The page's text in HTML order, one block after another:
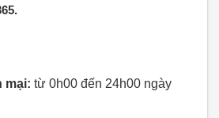
mại: từ 0h00 đến 24h00 ngày